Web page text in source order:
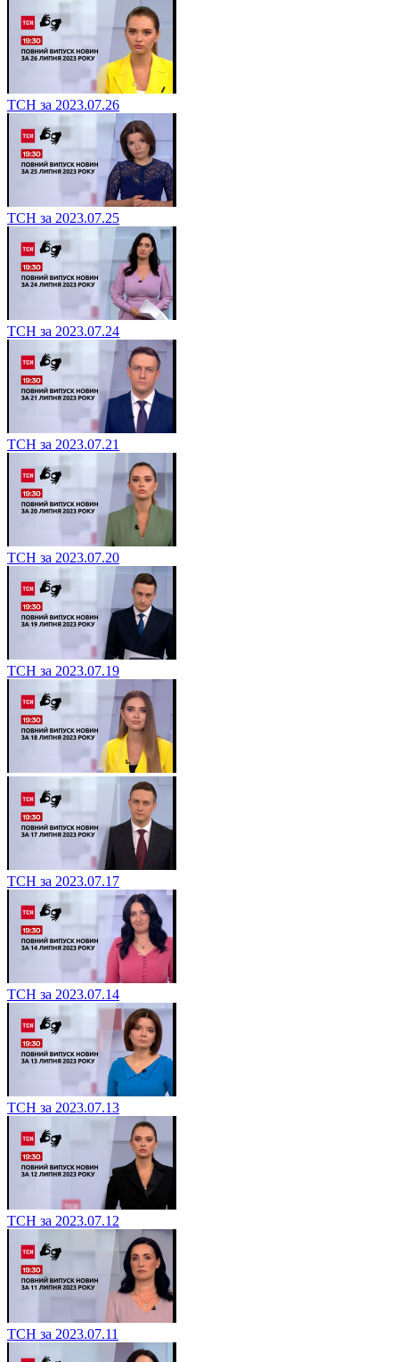
ТСН за 2023.07.26
ТСН за 2023.07.25
ТСН за 2023.07.24
ТСН за 2023.07.21
ТСН за 2023.07.20
ТСН за 2023.07.19
ТСН за 2023.07.17
ТСН за 2023.07.14
ТСН за 2023.07.13
ТСН за 2023.07.12
ТСН за 2023.07.11